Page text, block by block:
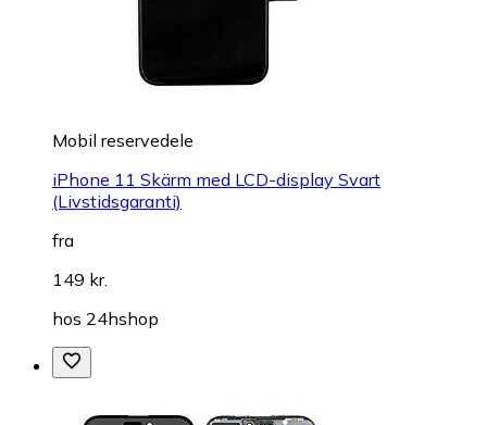
Mobil reservedele
iPhone 11 Skärm med LCD-display Svart
(Livstidsgaranti)
fra
149 kr.
hos 24hshop